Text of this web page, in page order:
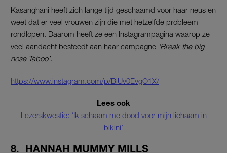
Kasanghani heeft zich lange tijd geschaamd voor haar neus en
weet dat er veel vrouwen zijn die met hetzelfde probleem
rondlopen. Daarom heeft ze een Instagrampagina waarop ze
veel aandacht besteedt aan haar campagne ‘Break the big
nose Taboo’.
https://www.instagram.com/p/BiUv0EvgO1X/
Lees ook
Lezerskwestie: ‘Ik schaam me dood voor mijn lichaam in
bikini’
8. HANNAH MUMMY MILLS